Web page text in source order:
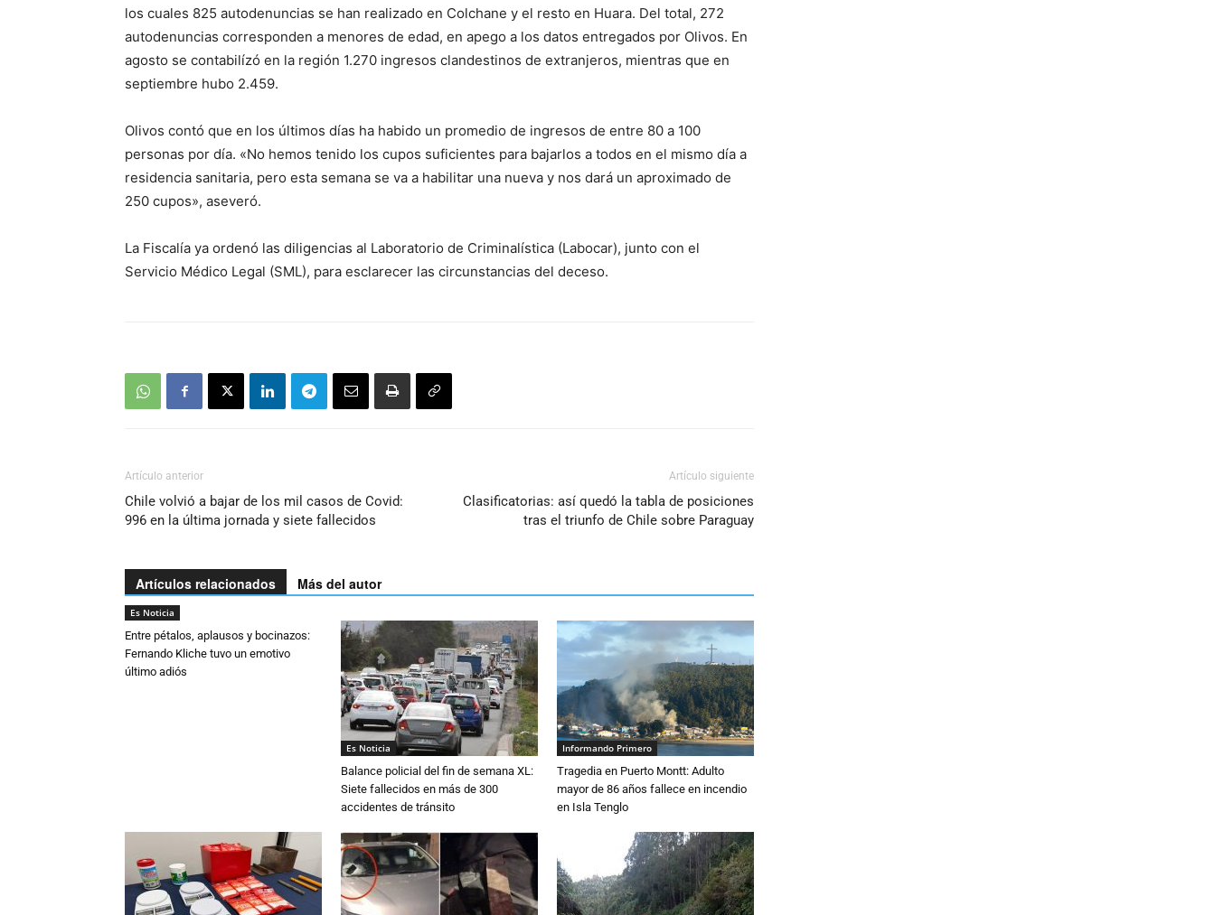
los cuales 825 autodenuncias se han realizado en Colchane y el resto en Huara. Del total, 272
autodenuncias corresponden a menores de edad, en apego a los datos entregados por Olivos. En
agosto se contabilízó en la región 1.270 ingresos clandestinos de extranjeros, mientras que en
septiembre hubo 2.459.
Olivos contó que en los últimos días ha habido un promedio de ingresos de entre 80 a 100
personas por día. «No hemos tenido los cupos suficientes para bajarlos a todos en el mismo día a
residencia sanitaria, pero esta semana se va a habilitar una nueva y nos dará un aproximado de
250 cupos», aseveró.
La Fiscalía ya ordenó las diligencias al Laboratorio de Criminalística (Labocar), junto con el
Servicio Médico Legal (SML), para esclarecer las circunstancias del deceso.
Artículo anterior
Chile volvió a bajar de los mil casos de Covid:
996 en la última jornada y siete fallecidos
Artículo siguiente
Clasificatorias: así quedó la tabla de posiciones
tras el triunfo de Chile sobre Paraguay
Artículos relacionados Más del autor
Es Noticia
Entre pétalos, aplausos y bocinazos:
Fernando Kliche tuvo un emotivo
último adiós
Es Noticia
Balance policial del fin de semana XL:
Siete fallecidos en más de 300
accidentes de tránsito
Informando Primero
Tragedia en Puerto Montt: Adulto
mayor de 86 años fallece en incendio
en Isla Tenglo